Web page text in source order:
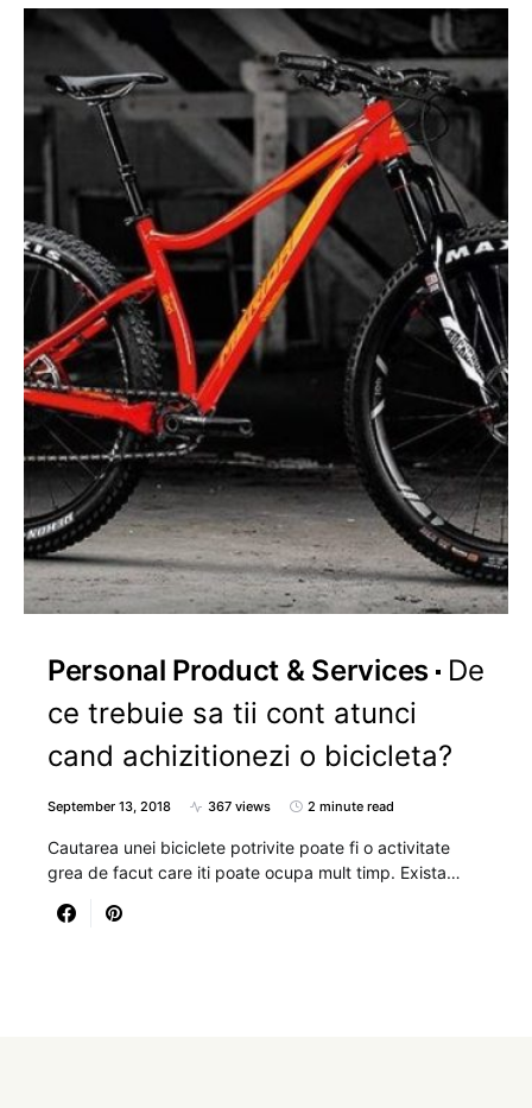
Personal Product & Services
De
ce trebuie sa tii cont atunci
cand achizitionezi o bicicleta?
September 13, 2018 367 views 2 minute read
Cautarea unei biciclete potrivite poate fi o activitate
grea de facut care iti poate ocupa mult timp. Exista…